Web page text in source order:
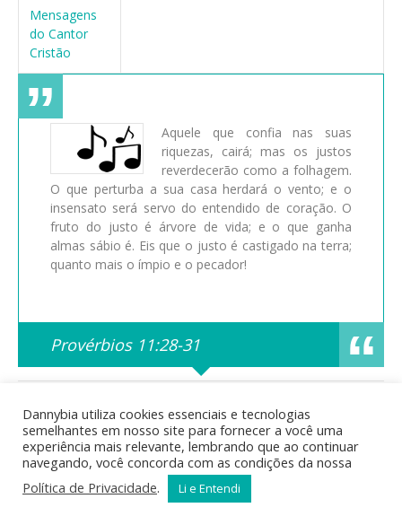
Mensagens
do Cantor
Cristão
Aquele que confia nas suas
riquezas, cairá; mas os justos
reverdecerão como a folhagem.
O que perturba a sua casa herdará o vento; e o
insensato será servo do entendido de coração. O
fruto do justo é árvore de vida; e o que ganha
almas sábio é. Eis que o justo é castigado na terra;
quanto mais o ímpio e o pecador!
Provérbios 11:28-31
Bíblicos,Mensagens Bíblicas by dannys | Tags:
acontecimentos bíblicos,Ada,Adão,águas do dilúvio,animais
na arca,arca,Arca de Noé,arqueologia bíblica ,Bíblia,bíblia
online,Caim,Cainã,calendário bíblico ,Cão,catástrofe bíblica,
descendentes de Adão,Dilúvio
Enos,ensinamentos bíblicos estudo bíblico
Dannybia utiliza cookies essenciais e tecnologias
semelhantes em nosso site para fornecer a você uma
experiência mais relevante, lembrando que ao continuar
navegando, você concorda com as condições da nossa
Política de Privacidade. Li e Entendi